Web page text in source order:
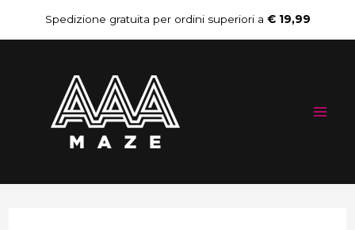
al
contenuto
Spedizione gratuita per ordini superiori a € 19,99
Navigazione
articoli